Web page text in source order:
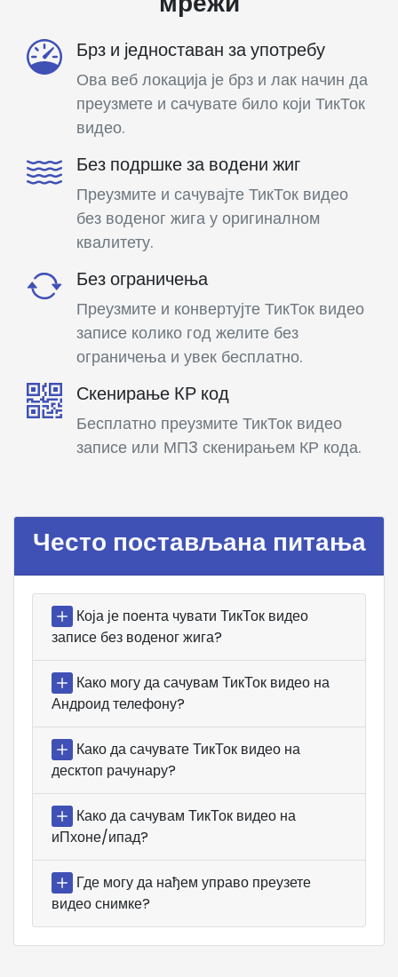
Брз и једноставан за употребу
Ова веб локација је брз и лак начин да
преузмете и сачувате било који ТикТок
видео.
Без подршке за водени жиг
Преузмите и сачувајте ТикТок видео
без воденог жига у оригиналном
квалитету.
Без ограничења
Преузмите и конвертујте ТикТок видео
записе колико год желите без
ограничења и увек бесплатно.
Скенирање КР код
Бесплатно преузмите ТикТок видео
записе или МП3 скенирањем КР кода.
Често постављана питања
Која је поента чувати ТикТок видео
записе без воденог жига?
Како могу да сачувам ТикТок видео на
Андроид телефону?
Како да сачувате ТикТок видео на
десктоп рачунару?
Како да сачувам ТикТок видео на
иПхоне/ипад?
Где могу да нађем управо преузете
видео снимке?